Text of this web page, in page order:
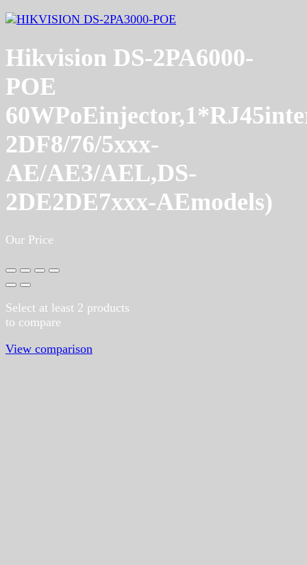
Hikvision DS-2PA6000-
POE
2DF8/76/5xxx-
AE/AE3/AEL,DS-
2DE2DE7xxx-AEmodels)
Our Price
Select at least 2 products
to compare
View comparison